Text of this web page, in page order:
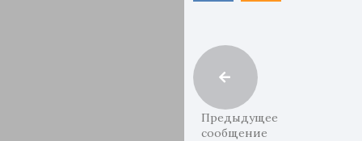
Предыдущее
сообщение